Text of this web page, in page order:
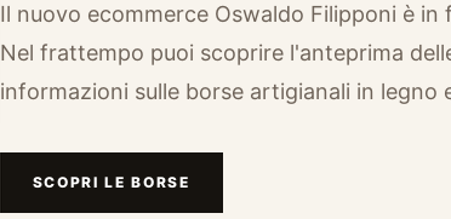
Il nuovo ecommerce Oswaldo Filipponi è in
Nel frattempo puoi scoprire l'anteprima
informazioni sulle borse artigianali in legno
SCOPRI LE BORSE